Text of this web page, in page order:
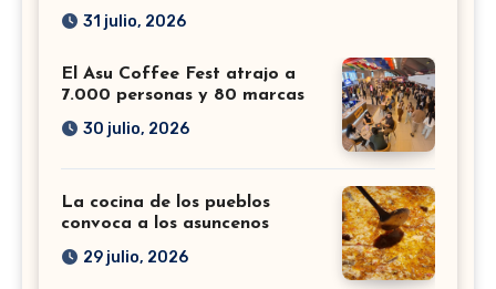
31 julio, 2026
El Asu Coffee Fest atrajo a
7.000 personas y 80 marcas
30 julio, 2026
La cocina de los pueblos
convoca a los asuncenos
29 julio, 2026